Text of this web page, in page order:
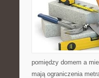
pomiędzy domem a
mają ograniczenia